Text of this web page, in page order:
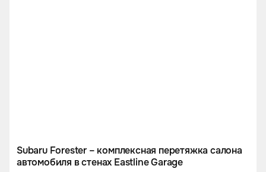
Subaru Forester – комплексная перетяжка салона
автомобиля в стенах Eastline Garage